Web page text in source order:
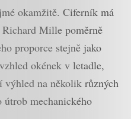
okamžitě. Ciferník má
Mille poměrně
proporce stejně jako
okének v letadle,
na několik různých
mechanického